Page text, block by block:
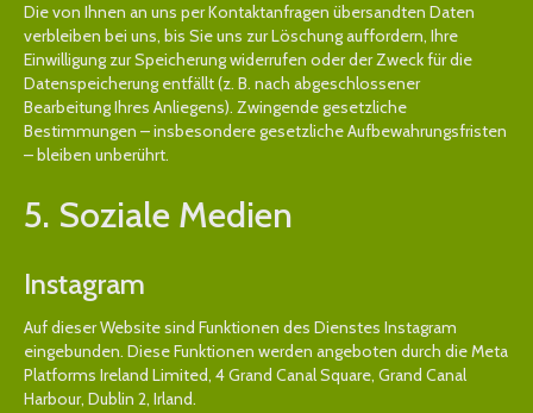
Die von Ihnen an uns per Kontaktanfragen übersandten Daten
verbleiben bei uns, bis Sie uns zur Löschung auffordern, Ihre
Einwilligung zur Speicherung widerrufen oder der Zweck für die
Datenspeicherung entfällt (z. B. nach abgeschlossener
Bearbeitung Ihres Anliegens). Zwingende gesetzliche
Bestimmungen – insbesondere gesetzliche Aufbewahrungsfristen
– bleiben unberührt.
5. Soziale Medien
Instagram
Auf dieser Website sind Funktionen des Dienstes Instagram
eingebunden. Diese Funktionen werden angeboten durch die Meta
Platforms Ireland Limited, 4 Grand Canal Square, Grand Canal
Harbour, Dublin 2, Irland.